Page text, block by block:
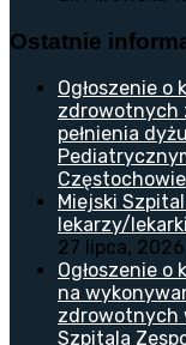
Ostatnie
Ogłoszenie
zdrowotnych
pełnienia
Częstochowie
Miejski
lekarzy/
27 lipca, 2026
Ogłoszenie
na
zdrowotnych
Szpitala